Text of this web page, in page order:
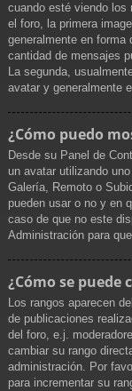
cuando esté viendo los
el foro, la primera
generalmente en forma
cantidad de mensajes
La segunda,
avatar y generalmente
¿Cómo puedo
Desde su Panel de
un avatar utilizando
Galería, Remoto o
pueden usar o no y en
caso de que no este
Administración para
¿Cómo se puede
Los rangos aparecen
de publicaciones
del foro, e.j.
cambiar su rango
administración. Por
para incrementar su